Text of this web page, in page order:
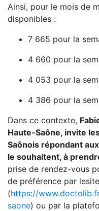
Ainsi, pour le mois de
disponibles :
7 665 pour la
4 660 pour la
4 053 pour la
4 386 pour la
Dans ce contexte,
Haute-Saône, invite
Saônois répondant
le souhaitent, à
prise de rendez-vous
de préférence par
(https://
saone) ou par la